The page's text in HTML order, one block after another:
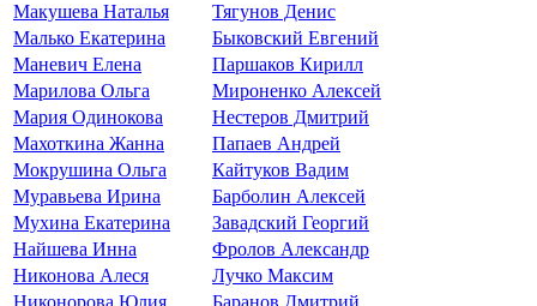
Макушева Наталья
Тягунов Денис
Малько Екатерина
Быковский Евгений
Маневич Елена
Паршаков Кирилл
Марилова Ольга
Мироненко Алексей
Мария Одинокова
Нестеров Дмитрий
Махоткина Жанна
Папаев Андрей
Мокрушина Ольга
Кайтуков Вадим
Муравьева Ирина
Барболин Алексей
Мухина Екатерина
Завадский Георгий
Найшева Инна
Фролов Александр
Никонова Алеся
Лучко Максим